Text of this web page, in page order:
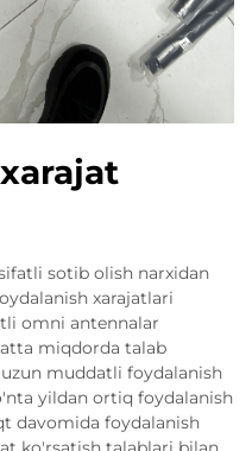
sotib olish narxidan
xarajatlari
omni antennalar
miqdorda talab
muddatli foydalanish
yildan ortiq foydalanish
davomida foydalanish